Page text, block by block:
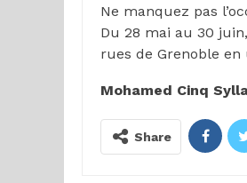
Ne manquez pas
Du 28 mai au 30
rues de Grenoble
Mohamed Cinq
Share